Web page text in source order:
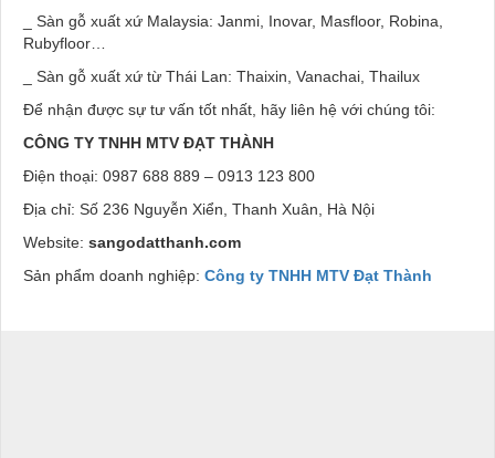
_ Sàn gỗ xuất xứ Malaysia: Janmi, Inovar, Masfloor, Robina,
Rubyfloor…
_ Sàn gỗ xuất xứ từ Thái Lan: Thaixin, Vanachai, Thailux
Để nhận được sự tư vấn tốt nhất, hãy liên hệ với chúng tôi:
CÔNG TY TNHH MTV ĐẠT THÀNH
Điện thoại: 0987 688 889 – 0913 123 800
Địa chỉ: Số 236 Nguyễn Xiển, Thanh Xuân, Hà Nội
Website: sangodatthanh.com
Sản phẩm doanh nghiệp: Công ty TNHH MTV Đạt Thành